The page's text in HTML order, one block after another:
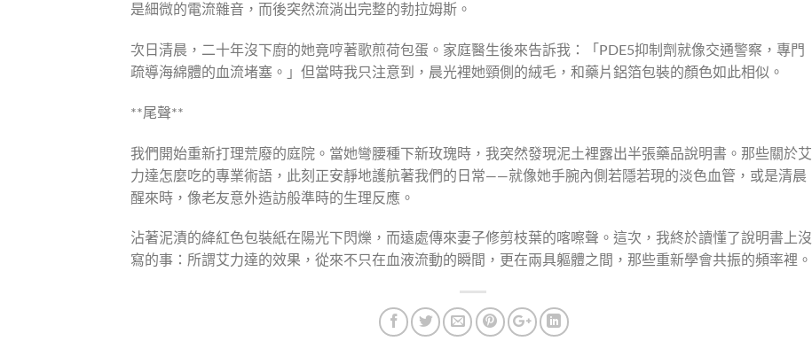
是細微的電流雜音，而後突然流淌出完整的勃拉姆斯。
次日清晨，二十年沒下廚的她竟哼著歌煎荷包蛋。家庭醫生後來告訴我：「PDE5抑制劑就像交通警察，專門
疏導海綿體的血流堵塞。」但當時我只注意到，晨光裡她頸側的絨毛，和藥片鋁箔包裝的顏色如此相似。
**尾聲**
我們開始重新打理荒廢的庭院。當她彎腰種下新玫瑰時，我突然發現泥土裡露出半張藥品說明書。那些關於艾
力達怎麼吃的專業術語，此刻正安靜地護航著我們的日常——就像她手腕內側若隱若現的淡色血管，或是清晨
醒來時，像老友意外造訪般準時的生理反應。
沾著泥漬的絳紅色包裝紙在陽光下閃爍，而遠處傳來妻子修剪枝葉的喀嚓聲。這次，我終於讀懂了說明書上沒
寫的事：所謂艾力達的效果，從來不只在血液流動的瞬間，更在兩具軀體之間，那些重新學會共振的頻率裡。